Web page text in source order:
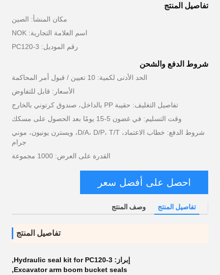
تفاصيل المنتج
مكان المنشأ: الصين
اسم العلامة التجارية: NOK
رقم الموديل: PC120-3
شروط الدفع والشحن
الحد الأدنى لكمية: 10 تعيين / قبول أمر المحاكمة
الأسعار: قابل للتفاوض
تفاصيل التغليف: حقيبة PP بالداخل، صندوق كرتوني بالخارج
وقت التسليم: في غضون 5-15 يومًا بعد الحصول على مسكك
شروط الدفع: خطاب الاعتماد، D/A، D/P، T/T، ويسترن يونيون، موني
جرام
القدرة على العرض: 1000 مجموعة
احصل على أفضل سعر
تفاصيل المنتج وصف المنتج
تفاصيل المنتج
إبراز: Hydraulic seal kit for PC120-3
,
Excavator arm boom bucket seals
,